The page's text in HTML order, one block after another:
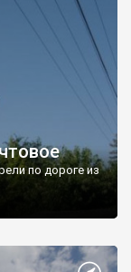
по дороге из